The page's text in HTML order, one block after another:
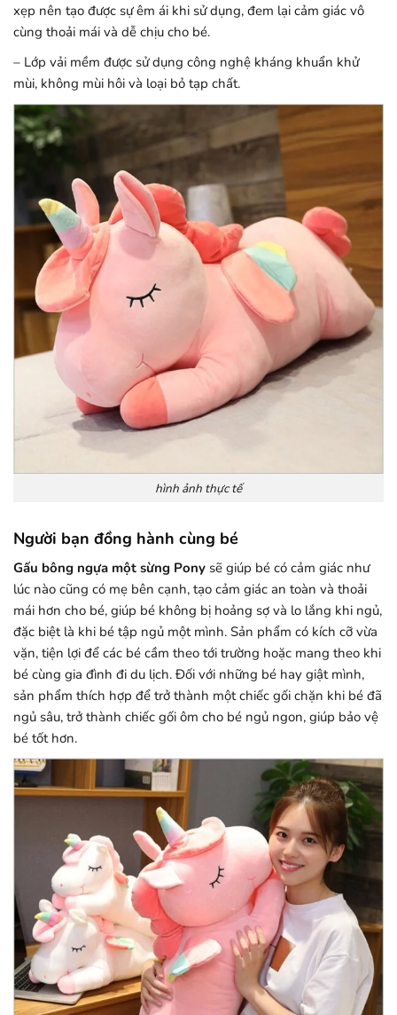
xẹp nên tạo được sự êm ái khi sử dụng, đem lại cảm giác vô
cùng thoải mái và dễ chịu cho bé.
– Lớp vải mềm được sử dụng công nghệ kháng khuẩn khử
mùi, không mùi hôi và loại bỏ tạp chất.
hình ảnh thực tế
Người bạn đồng hành cùng bé
Gấu bông ngựa một sừng Pony sẽ giúp bé có cảm giác như
lúc nào cũng có mẹ bên cạnh, tạo cảm giác an toàn và thoải
mái hơn cho bé, giúp bé không bị hoảng sợ và lo lắng khi ngủ,
đặc biệt là khi bé tập ngủ một mình. Sản phẩm có kích cỡ vừa
vặn, tiện lợi để các bé cầm theo tới trường hoặc mang theo khi
bé cùng gia đình đi du lịch. Đối với những bé hay giật mình,
sản phẩm thích hợp để trở thành một chiếc gối chặn khi bé đã
ngủ sâu, trở thành chiếc gối ôm cho bé ngủ ngon, giúp bảo vệ
bé tốt hơn.